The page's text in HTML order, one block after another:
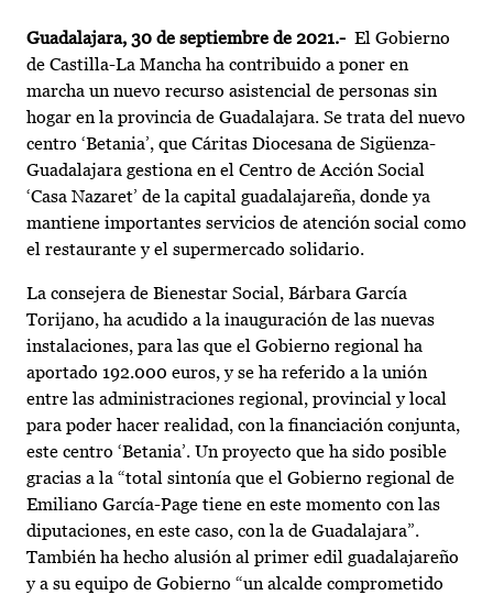
Guadalajara, 30 de septiembre de 2021.- El Gobierno
de Castilla-La Mancha ha contribuido a poner en
marcha un nuevo recurso asistencial de personas sin
hogar en la provincia de Guadalajara. Se trata del nuevo
centro ‘Betania’, que Cáritas Diocesana de Sigüenza-
Guadalajara gestiona en el Centro de Acción Social
‘Casa Nazaret’ de la capital guadalajareña, donde ya
mantiene importantes servicios de atención social como
el restaurante y el supermercado solidario.
La consejera de Bienestar Social, Bárbara García
Torijano, ha acudido a la inauguración de las nuevas
instalaciones, para las que el Gobierno regional ha
aportado 192.000 euros, y se ha referido a la unión
entre las administraciones regional, provincial y local
para poder hacer realidad, con la financiación conjunta,
este centro ‘Betania’. Un proyecto que ha sido posible
gracias a la “total sintonía que el Gobierno regional de
Emiliano García-Page tiene en este momento con las
diputaciones, en este caso, con la de Guadalajara”.
También ha hecho alusión al primer edil guadalajareño
y a su equipo de Gobierno “un alcalde comprometido